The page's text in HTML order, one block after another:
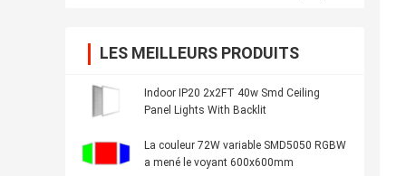
LES MEILLEURS PRODUITS
Indoor IP20 2x2FT 40w Smd Ceiling
Panel Lights With Backlit
La couleur 72W variable SMD5050 RGBW
a mené le voyant 600x600mm